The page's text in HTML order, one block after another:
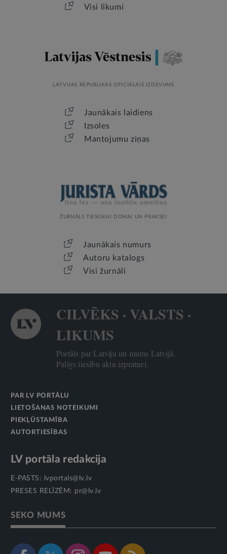
Visi likumi
LATVIJAS REPUBLIKAS OFICIĀLAIS IZDEVUMS
Jaunākais laidiens
Izsoles
Mantojumu ziņas
ŽURNĀLS TIESISKAI DOMAI UN PRAKSEI
Jaunākais numurs
Autoru katalogs
Visi žurnāli
CILVĒKS · VALSTS ·
LIKUMS
Portāls par Latviju un mums Latvijā.
Palīgs tiesību aktu izpratnei.
PAR LV PORTĀLU
LIETOŠANAS NOTEIKUMI
PIEKĻŪSTAMĪBA
AUTORTIESĪBAS
LV portāla redakcija
E-PASTS:
lvportals@lv.lv
PRESES RELĪZĒM: pr@lv.lv
SEKO MUMS